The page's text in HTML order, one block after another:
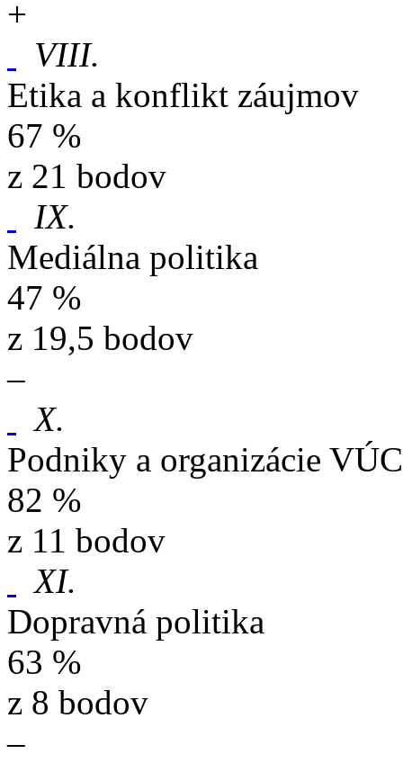
+
VIII.
Etika a konflikt záujmov
67 %
z 21 bodov
IX.
Mediálna politika
47 %
z 19,5 bodov
–
X.
Podniky a organizácie VÚC
82 %
z 11 bodov
XI.
Dopravná politika
63 %
z 8 bodov
–